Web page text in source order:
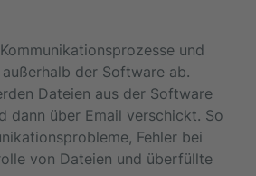
und
der Software ab.
Dateien aus der Software
dann über Email verschickt. So
Fehler bei
von Dateien und überfüllte